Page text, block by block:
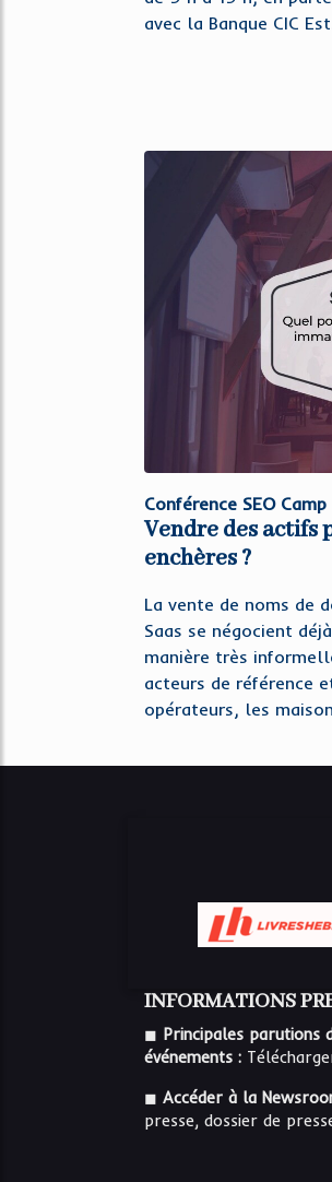
avec la Banque CIC
Conférence SEO
Vendre des actifs
enchères ?
La vente de noms de
Saas se négocient
manière très
acteurs de référence
opérateurs, les
INFORMATIONS
◼ Principales parutions
événements :
◼ Accéder à la
presse, dossier de